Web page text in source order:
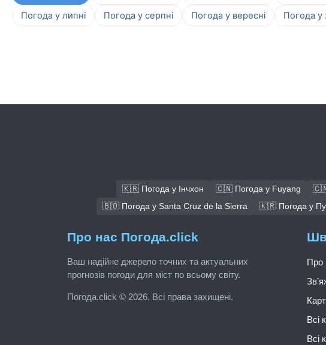
Погода у липні
Погода у серпні Погода у вересні Погода у
🇰🇷 Погода у Інчхон 🇨🇳 Погода у Fuyang 🇨🇳
🇧🇴 Погода у Santa Cruz de la Sierra
🇰🇷 Погода у
Про нас Погода.click
Ваш надійне джерело точних та актуальних
прогнозів погоди для міст по всьому світу.
Погода.click © 2026. Всі права захищені.
Про
Всі
Всі